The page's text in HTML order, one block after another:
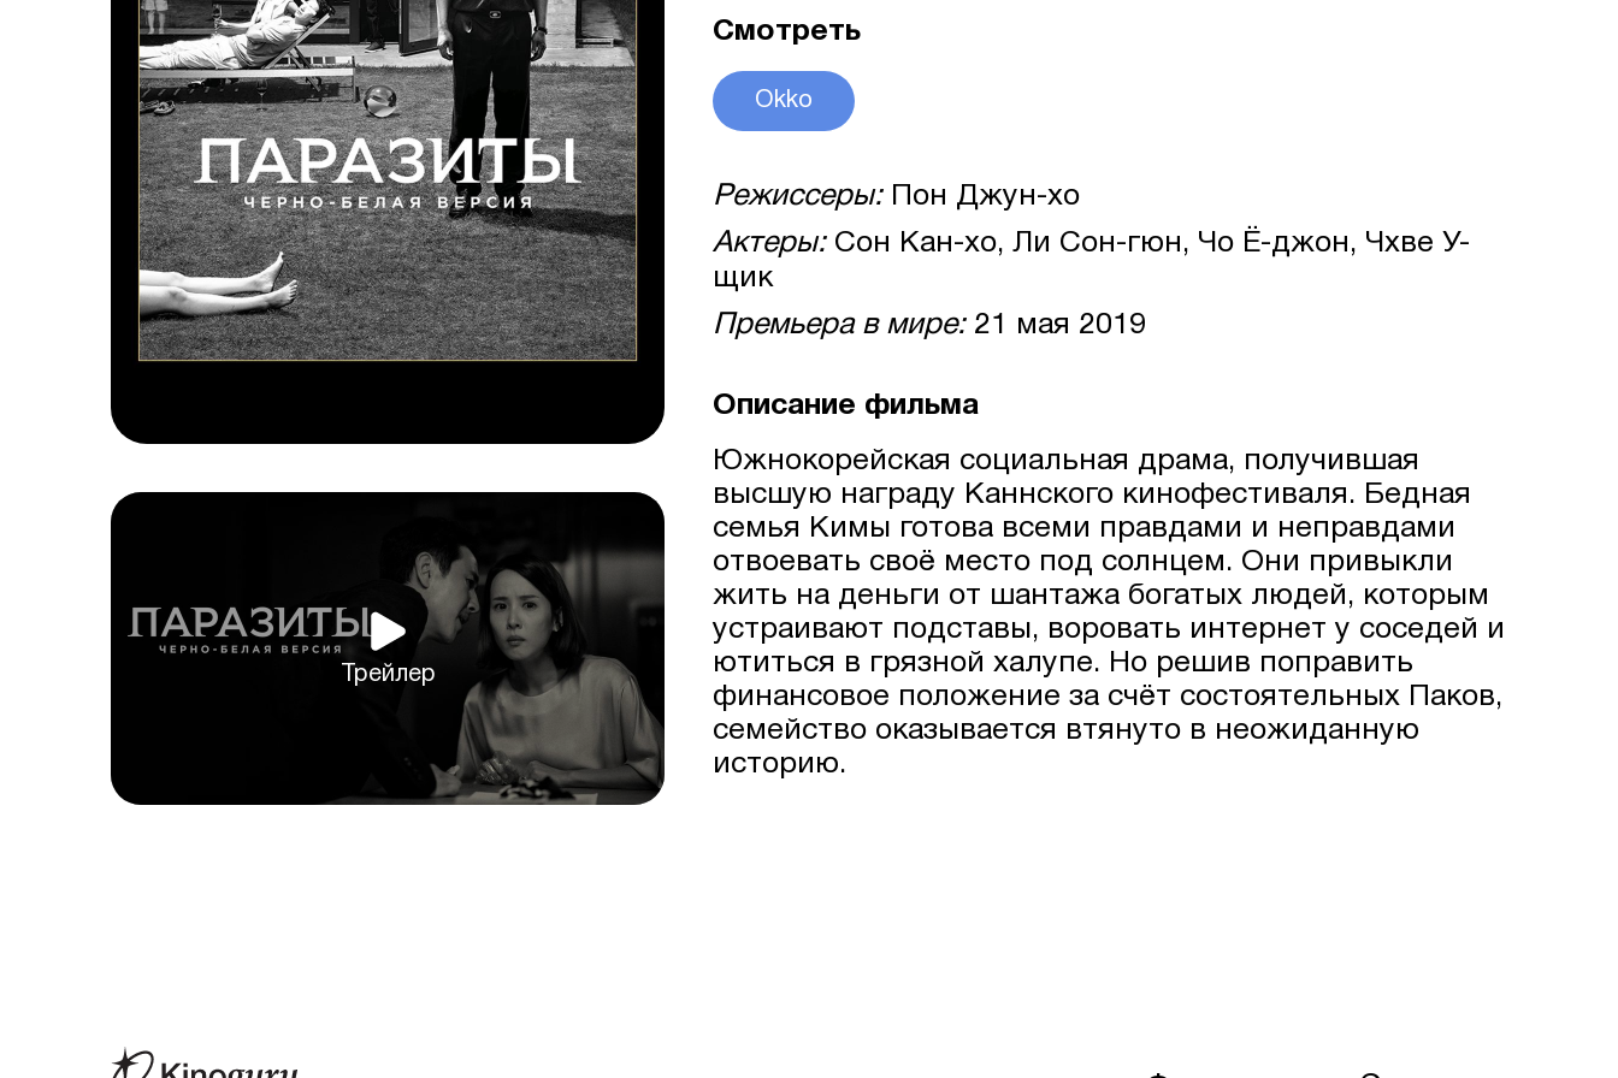
Трейлер
Смотреть
Okko
Режиссеры:Пон Джун-хо
Актеры:Сон Кан-хо, Ли Сон-гюн, Чо Ё-джон, Чхве У-
щик
Премьера в мире:21 мая 2019
Описание фильма
Южнокорейская социальная драма, получившая
высшую награду Каннского кинофестиваля. Бедная
семья Кимы готова всеми правдами и неправдами
отвоевать своё место под солнцем. Они привыкли
жить на деньги от шантажа богатых людей, которым
устраивают подставы, воровать интернет у соседей и
ютиться в грязной халупе. Но решив поправить
финансовое положение за счёт состоятельных Паков,
семейство оказывается втянуто в неожиданную
историю.